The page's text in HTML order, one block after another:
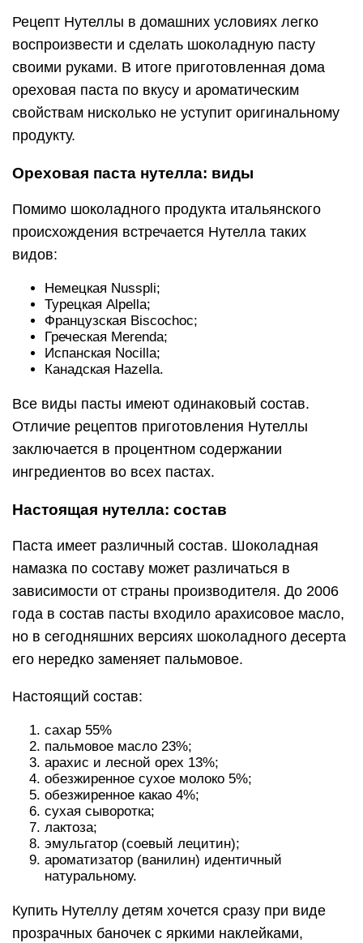
Рецепт Нутеллы в домашних условиях легко
воспроизвести и сделать шоколадную пасту
своими руками. В итоге приготовленная дома
ореховая паста по вкусу и ароматическим
свойствам нисколько не уступит оригинальному
продукту.
Ореховая паста нутелла: виды
Помимо шоколадного продукта итальянского
происхождения встречается Нутелла таких
видов:
Немецкая Nusspli;
Турецкая Alpella;
Французская Biscochoc;
Греческая Merenda;
Испанская Nocilla;
Канадская Hazella.
Все виды пасты имеют одинаковый состав.
Отличие рецептов приготовления Нутеллы
заключается в процентном содержании
ингредиентов во всех пастах.
Настоящая нутелла: состав
Паста имеет различный состав. Шоколадная
намазка по составу может различаться в
зависимости от страны производителя. До 2006
года в состав пасты входило арахисовое масло,
но в сегодняшних версиях шоколадного десерта
его нередко заменяет пальмовое.
Настоящий состав:
сахар 55%
пальмовое масло 23%;
арахис и лесной орех 13%;
обезжиренное сухое молоко 5%;
обезжиренное какао 4%;
сухая сыворотка;
лактоза;
эмульгатор (соевый лецитин);
ароматизатор (ванилин) идентичный
натуральному.
Купить Нутеллу детям хочется сразу при виде
прозрачных баночек с яркими наклейками,